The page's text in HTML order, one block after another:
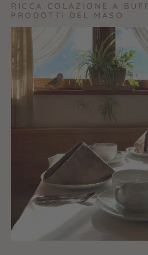
RICCA COLAZIONE A
PRODOTTI DEL MASO